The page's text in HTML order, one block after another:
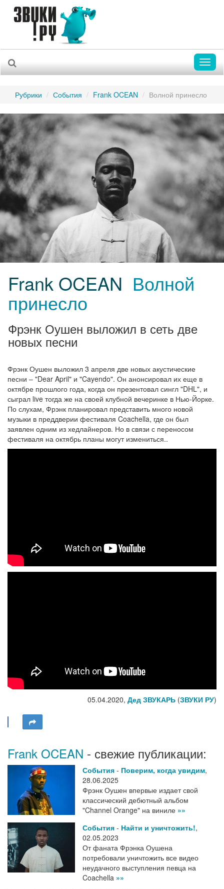
Рубрики События Frank OCEAN Волной принесло
Frank OCEAN Волной
принесло
Фрэнк Оушен выложил в сеть две
новых песни
Фрэнк Оушен выложил 3 апреля две новых акустические
песни – "Dear April" и "Cayendo". Он анонсировал их еще в
октябре прошлого года, когда он презентовал сингл "DHL", и
сыграл live тогда же на своей клубной вечеринке в Нью-Йорке.
По слухам, Фрэнк планировал представить много новой
музыки в преддверии фестиваля Coachella, где он был
заявлен одним из хедлайнеров. Но в связи с переносом
фестиваля на октябрь планы могут измениться..
05.04.2020, Дед ЗВУКАРЬ (ЗВУКИ РУ)
Frank OCEAN - свежие публикации:
События - Поверим, когда увидим,
28.06.2025
Фрэнк Оушен впервые издает свой
классический дебютный альбом
"Channel Orange" на виниле »»
События - Найти и уничтожить!,
02.05.2023
От фаната Фрэнка Оушена
потребовали уничтожить все видео
неудачного выступления певца на
Coachella »»